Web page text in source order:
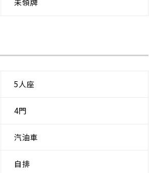
5人座
4門
汽油車
自排